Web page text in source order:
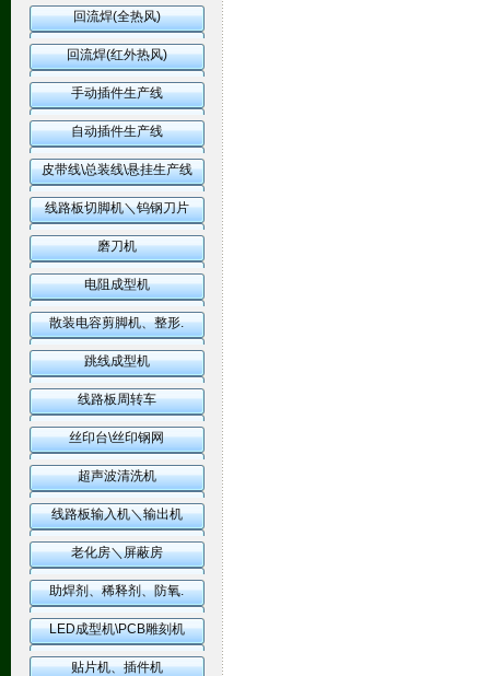
回流焊(全热风)
回流焊(红外热风)
手动插件生产线
自动插件生产线
皮带线\总装线\悬挂生产线
线路板切脚机＼钨钢刀片
磨刀机
电阻成型机
散装电容剪脚机、整形.
跳线成型机
线路板周转车
丝印台\丝印钢网
超声波清洗机
线路板输入机＼输出机
老化房＼屏蔽房
助焊剂、稀释剂、防氧.
LED成型机\PCB雕刻机
贴片机、插件机